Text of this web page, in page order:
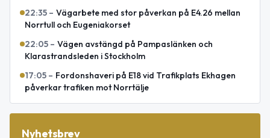
22:35 – Vägarbete med stor påverkan på E4.26 mellan
Norrtull och Eugeniakorset
22:05 – Vägen avstängd på Pampaslänken och
Klarastrandsleden i Stockholm
17:05 – Fordonshaveri på E18 vid Trafikplats Ekhagen
påverkar trafiken mot Norrtälje
Nyhetsbrev